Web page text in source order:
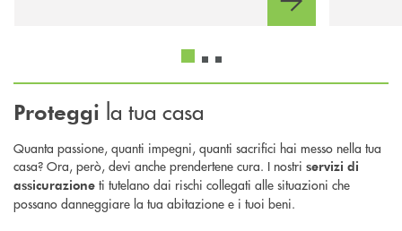
Proteggi la tua casa
Quanta passione, quanti impegni, quanti sacrifici hai messo nella tua
casa? Ora, però, devi anche prendertene cura. I nostri servizi di
assicurazione ti tutelano dai rischi collegati alle situazioni che
possano danneggiare la tua abitazione e i tuoi beni.